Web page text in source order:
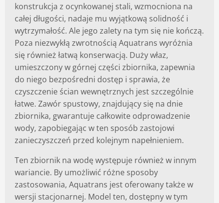
konstrukcja z ocynkowanej stali, wzmocniona na
całej długości, nadaje mu wyjątkową solidność i
wytrzymałość. Ale jego zalety na tym się nie kończą.
Poza niezwykłą zwrotnością Aquatrans wyróżnia
się również łatwą konserwacją. Duży właz,
umieszczony w górnej części zbiornika, zapewnia
do niego bezpośredni dostęp i sprawia, że ​​
czyszczenie ścian wewnętrznych jest szczególnie
łatwe. Zawór spustowy, znajdujący się na dnie
zbiornika, gwarantuje całkowite odprowadzenie
wody, zapobiegając w ten sposób zastojowi
zanieczyszczeń przed kolejnym napełnieniem.
Ten zbiornik na wodę występuje również w innym
wariancie. By umożliwić różne sposoby
zastosowania, Aquatrans jest oferowany także w
wersji stacjonarnej. Model ten, dostępny w tym